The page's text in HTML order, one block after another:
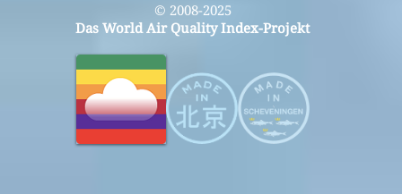
© 2008-2025
Das World Air Quality Index-Projekt